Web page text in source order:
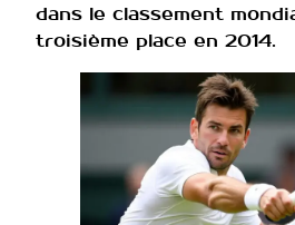
dans le classement
troisième place en 2014.